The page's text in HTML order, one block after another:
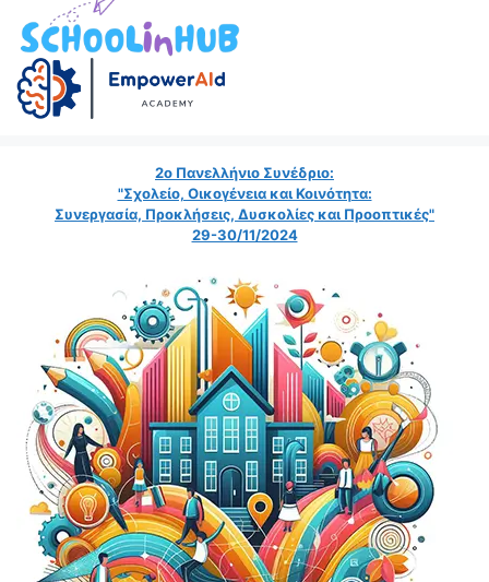
2ο Πανελλήνιο Συνέδριο:
"Σχολείο, Οικογένεια και Κοινότητα:
Συνεργασία, Προκλήσεις, Δυσκολίες και Προοπτικές"
29-30/11/2024